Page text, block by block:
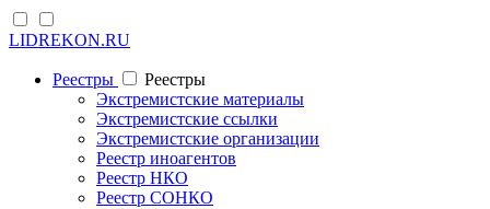
LIDREKON.RU
Реестры
Реестры
Экстремистские материалы
Экстремистские ссылки
Экстремистские организации
Реестр иноагентов
Реестр НКО
Реестр СОНКО